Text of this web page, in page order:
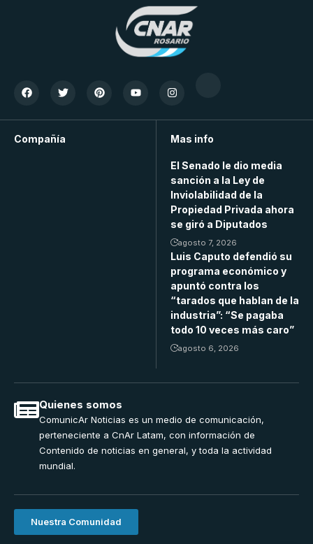
Compañía Mas info
El Senado le dio media
sanción a la Ley de
Inviolabilidad de la
Propiedad Privada ahora
se giró a Diputados
agosto 7, 2026
Luis Caputo defendió su
programa económico y
apuntó contra los
“tarados que hablan de la
industria”: “Se pagaba
todo 10 veces más caro”
agosto 6, 2026
Quienes somos
ComunicAr Noticias es un medio de comunicación,
perteneciente a CnAr Latam, con información de
Contenido de noticias en general, y toda la actividad
mundial.
Nuestra Comunidad